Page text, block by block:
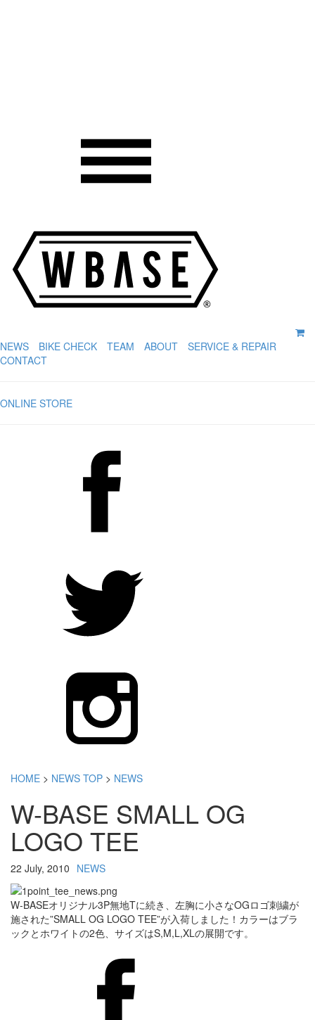
NEWS BIKE CHECK TEAM ABOUT
SERVICE & REPAIR
CONTACT
ONLINE STORE
HOME > NEWS TOP > NEWS
W-BASE SMALL OG
LOGO TEE
22 July, 2010 NEWS
W-BASEオリジナル3P無地Tに続き、左胸に小さなOGロゴ刺繍が
施された”SMALL OG LOGO TEE”が入荷しました！カラーはブラ
ックとホワイトの2色、サイズはS,M,L,XLの展開です。